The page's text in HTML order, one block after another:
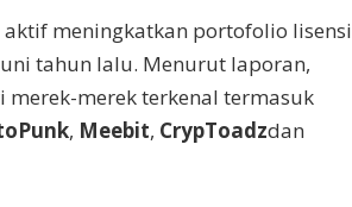
meningkatkan portofolio lisensi
tahun lalu. Menurut laporan,
merek terkenal termasuk
, Meebit, CrypToadzdan